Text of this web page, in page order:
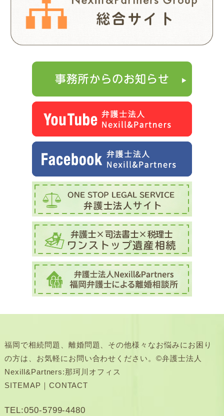
福岡で相続問題、離婚問題、その他様々なお悩みにお困り
の方は、お気軽にお問い合わせください。©弁護士法人
Nexill&Partners:那珂川オフィス
SITEMAP ｜ CONTACT
TEL:050-5799-4480